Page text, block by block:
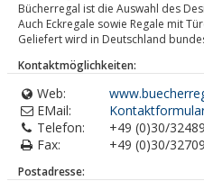
Bücherregal ist die Auswahl des
Auch Eckregale sowie Regale mit
Geliefert wird in Deutschland
Kontaktmöglichkeiten:
Web:
EMail:
Telefon:
+49 (0)30/
Fax:
+49 (0)30/
Postadresse: